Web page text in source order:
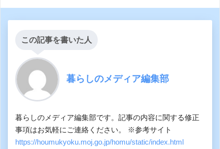
この記事を書いた人
暮らしのメディア編集部
暮らしのメディア編集部です。記事の内容に関する修正
事項はお気軽にご連絡ください。 ※参考サイト
https://houmukyoku.moj.go.jp/homu/static/index.html